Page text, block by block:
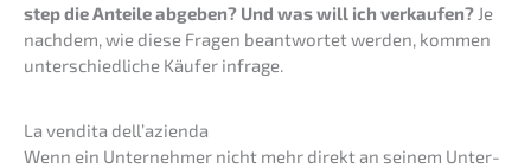
step die Antei­le abgeben? Und was will ich verkau­fen? Je
nachdem, wie diese Fragen beant­wor­tet werden, kommen
unter­schied­li­che Käufer infrage.
La vendita dell’azienda
Wenn ein Unter­neh­mer nicht mehr direkt an seinem Unter­